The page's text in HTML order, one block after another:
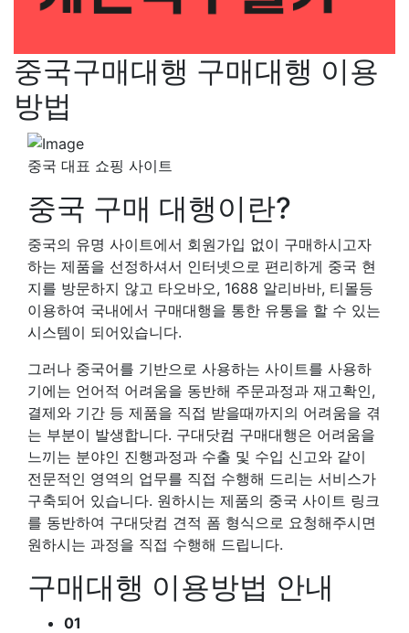
중국구매대행 구매대행 이용
방법
중국 대표 쇼핑 사이트
중국 구매 대행이란?
중국의 유명 사이트에서 회원가입 없이 구매하시고자
하는 제품을 선정하셔서 인터넷으로 편리하게 중국 현
지를 방문하지 않고 타오바오, 1688 알리바바, 티몰등
이용하여 국내에서 구매대행을 통한 유통을 할 수 있는
시스템이 되어있습니다.
그러나 중국어를 기반으로 사용하는 사이트를 사용하
기에는 언어적 어려움을 동반해 주문과정과 재고확인,
결제와 기간 등 제품을 직접 받을때까지의 어려움을 겪
는 부분이 발생합니다. 구대닷컴 구매대행은 어려움을
느끼는 분야인 진행과정과 수출 및 수입 신고와 같이
전문적인 영역의 업무를 직접 수행해 드리는 서비스가
구축되어 있습니다. 원하시는 제품의 중국 사이트 링크
를 동반하여 구대닷컴 견적 폼 형식으로 요청해주시면
원하시는 과정을 직접 수행해 드립니다.
구매대행 이용방법 안내
01